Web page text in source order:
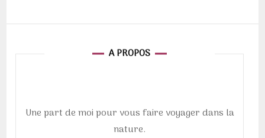
A PROPOS
Une part de moi pour vous faire voyager dans la
nature.